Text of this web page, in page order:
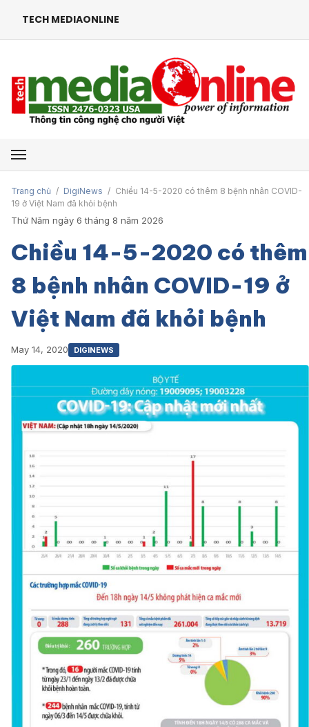
TECH MEDIAONLINE
Mở menu
Trang chủ / DigiNews / Chiều 14-5-2020 có thêm 8 bệnh nhân COVID-
19 ở Việt Nam đã khỏi bệnh
Thứ Năm ngày 6 tháng 8 năm 2026
Chiều 14-5-2020 có thêm
8 bệnh nhân COVID-19 ở
Việt Nam đã khỏi bệnh
May 14, 2020 DIGINEWS